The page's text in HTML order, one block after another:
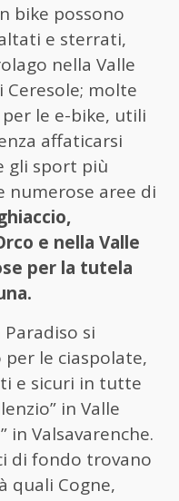
bike possono
e sterrati,
nella Valle
Ceresole; molte
le e-bike, utili
affaticarsi
gli sport più
numerose aree di
e nella Valle
per la tutela
si
le ciaspolate,
e sicuri in tutte
in Valle
in Valsavarenche.
di fondo trovano
quali Cogne,